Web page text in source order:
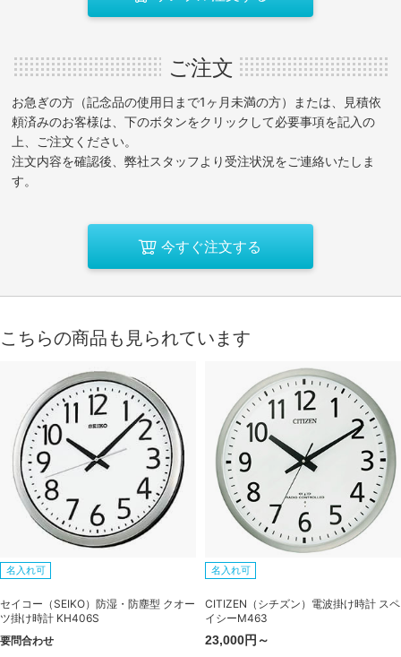
ご注文
お急ぎの方（記念品の使用日まで1ヶ月未満の方）または、見積依
頼済みのお客様は、下のボタンをクリックして必要事項を記入の
上、ご注文ください。
注文内容を確認後、弊社スタッフより受注状況をご連絡いたしま
す。
今すぐ注文する
こちらの商品も見られています
名入れ可
セイコー（SEIKO）防湿・防塵型 クオー
ツ掛け時計 KH406S
要問合わせ
名入れ可
CITIZEN（シチズン）電波掛け時計 スペ
イシーM463
23,000円～